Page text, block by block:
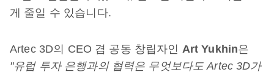
게 줄일 수 있습니다.
Artec 3D의 CEO 겸 공동 창립자인 Art Yukhin은
"유럽 투자 은행과의 협력은 무엇보다도 Artec 3D가